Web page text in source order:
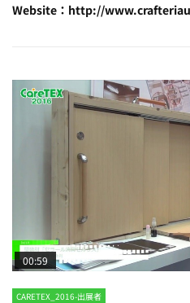
Website：http://
00:59
CARETEX_2016-出展者